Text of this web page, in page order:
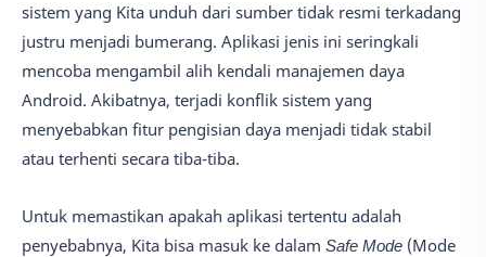
sistem yang Kita unduh dari sumber tidak resmi terkadang
justru menjadi bumerang. Aplikasi jenis ini seringkali
mencoba mengambil alih kendali manajemen daya
Android. Akibatnya, terjadi konflik sistem yang
menyebabkan fitur pengisian daya menjadi tidak stabil
atau terhenti secara tiba-tiba.
Untuk memastikan apakah aplikasi tertentu adalah
penyebabnya, Kita bisa masuk ke dalam Safe Mode (Mode